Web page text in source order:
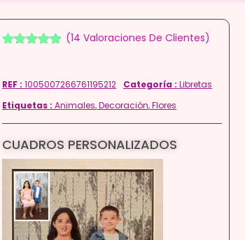
a
valoraciones
de clientes
(14 Valoraciones De Clientes)
REF : 1005007266761195212 Categoría : Libretas
Etiquetas : Animales,Decoración,Flores
CUADROS PERSONALIZADOS